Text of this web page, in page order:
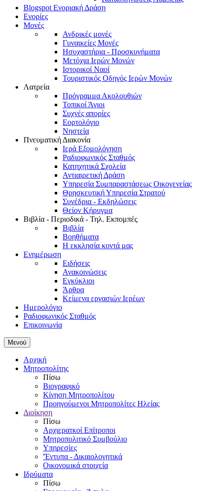
Blogspot Ενοριακή Δράση
Ενορίες
Μονές
Ανδρικές μονές
Γυναικείες Μονές
Ησυχαστήρια - Προσκυνήματα
Μετόχια Ιερών Μονών
Ιστορικοί Ναοί
Τουριστικός Οδηγός Ιερών Μονών
Λατρεία
Πρόγραμμα Ακολουθιών
Τοπικοί Άγιοι
Συχνές απορίες
Εορτολόγιο
Νηστεία
Πνευματική Διακονία
Ιερά Εξομολόγηση
Ραδιοφωνικός Σταθμός
Κατηχητικά Σχολεία
Αντιαιρετική Δράση
Υπηρεσία Συμπαραστάσεως Οικογενείας
Θρησκευτική Υπηρεσία Στρατού
Συνέδρια - Εκδηλώσεις
Θείον Κήρυγμα
Βιβλία - Περιοδικά - Τηλ. Εκπομπές
Βιβλία
Βοηθήματα
Η εκκλησία κοντά μας
Ενημέρωση
Ειδήσεις
Ανακοινώσεις
Εγκύκλιοι
Άρθρα
Κείμενα εργασιών Ιερέων
Ημερολόγιο
Ραδιοφωνικός Σταθμός
Επικοινωνία
Μενού
Αρχική
Μητροπολίτης
Πίσω
Βιογραφικό
Κίνηση Μητροπολίτου
Προηγούμενοι Μητροπολίτες Ηλείας
Διοίκηση
Πίσω
Αρχιερατκοί Επίτροποι
Μητροπολιτικό Συμβούλιο
Υπηρεσίες
'Έντυπα - Δικαιολογητικά
Οικονομικά στοιχεία
Ιδρύματα
Πίσω